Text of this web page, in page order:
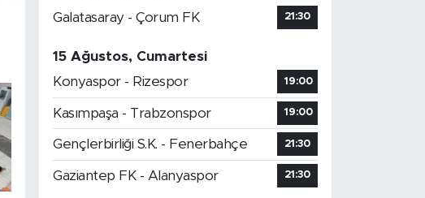
Galatasaray - Çorum FK
21:30
15 Ağustos, Cumartesi
Konyaspor - Rizespor
19:00
Kasımpaşa - Trabzonspor 19:00
Gençlerbirliği S.K. - Fenerbahçe 21:30
Gaziantep FK - Alanyaspor 21:30